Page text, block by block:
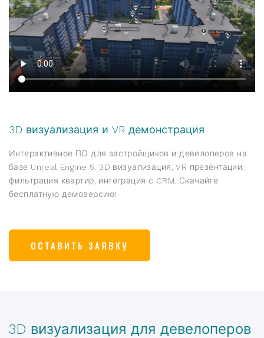
3D визуализация и VR демонстрация
Интерактивное ПО для застройщиков и девелоперов на
базе Unreal Engine 5. 3D визуализация, VR презентации,
фильтрация квартир, интеграция с CRM. Скачайте
бесплатную демоверсию!
ОСТАВИТЬ ЗАЯВКУ
3D визуализация для девелоперов